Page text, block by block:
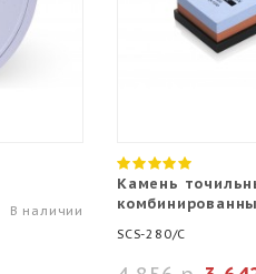
В наличии
Камень
SCS-280/C